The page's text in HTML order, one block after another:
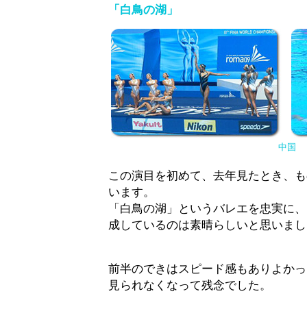
「白鳥の湖」
中国
この演目を初めて、去年見たとき、
います。
「白鳥の湖」というバレエを忠実に
成しているのは素晴らしいと思いま
前半のできはスピード感もありよか
見られなくなって残念でした。